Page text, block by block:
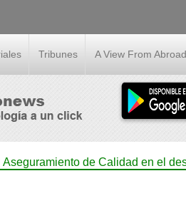
Tribunes A View From Abroad
Aseguramiento de Calidad en el